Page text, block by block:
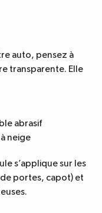
auto, pensez à
transparente. Elle
abrasif
neige
s’applique sur les
portes, capot) et